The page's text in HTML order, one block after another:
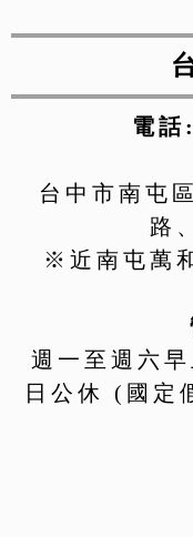
電話:
台中市南屯
路
※近南屯萬
週一至週六
日公休 (國定